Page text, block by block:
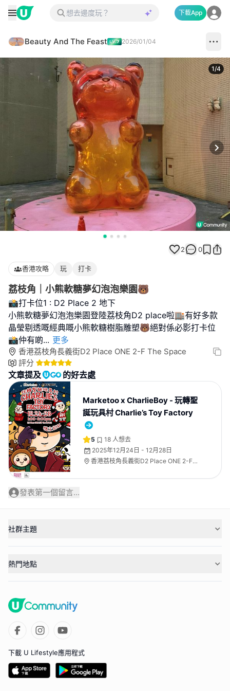
下載App
Beauty And The Feast 2026/01/04
1/4
2 0
香港攻略 玩 打卡
荔枝角｜小熊軟糖夢幻泡泡樂園🐻
📸打卡位1 : D2 Place 2 地下
小熊軟糖夢幻泡泡樂園登陸荔枝角D2 place啦🏬有好多款
晶瑩剔透嘅經典嘅小熊軟糖樹脂雕塑🐻絕對係必影打卡位
📸仲有啲... 更多
香港荔枝角長義街D2 Place ONE 2-F The Space
評分
文章提及 的好去處
Marketoo x CharlieBoy - 玩轉聖
誕玩具村 Charlie’s Toy Factory
5 18 人想去
2025年12月24日 - 12月28日
香港荔枝角長義街D2 Place ONE 2-F
發表第一個留言...
社群主題
熱門地點
下載 U Lifestyle應用程式